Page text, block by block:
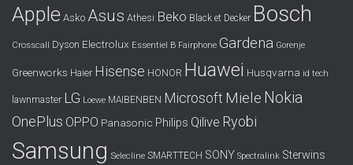
Apple Asko Asus Athesi Beko Black et Decker Bosch
Crosscall Dyson Electrolux Essentiel B Fairphone Gardena Gorenje
Greenworks Haier Hisense HONOR Huawei Husqvarna id tech
lawnmaster LG Loewe MAIBENBEN Microsoft Miele Nokia
OnePlus OPPO Panasonic Philips Qilive Ryobi
Samsung Selecline SMARTTECH SONY Spectralink Sterwins